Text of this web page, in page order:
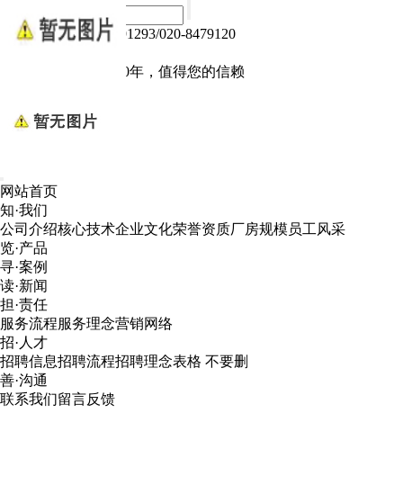
热线电话：020-84791293/020-8479120
电子产品我们做了10年，值得您的信赖
网站首页
知·我们
公司介绍核心技术企业文化荣誉资质厂房规模 员工风采
览·产品
寻·案例
读·新闻
担·责任
服务流程服务理念营销网络
招·人才
招聘信息招聘流程招聘理念表格 不要删
善·沟通
联系我们留言反馈